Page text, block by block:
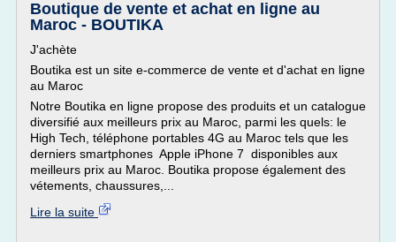
Boutique de vente et achat en ligne au
Maroc - BOUTIKA
J'achète
Boutika est un site e-commerce de vente et d'achat en ligne
au Maroc
Notre Boutika en ligne propose des produits et un catalogue
diversifié aux meilleurs prix au Maroc, parmi les quels: le
High Tech, téléphone portables 4G au Maroc tels que les
derniers smartphones Apple iPhone 7 disponibles aux
meilleurs prix au Maroc. Boutika propose également des
vétements, chaussures,...
Lire la suite